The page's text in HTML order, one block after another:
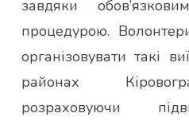
завдяки
процедурою.
організовувати такі
районах
розраховуючи